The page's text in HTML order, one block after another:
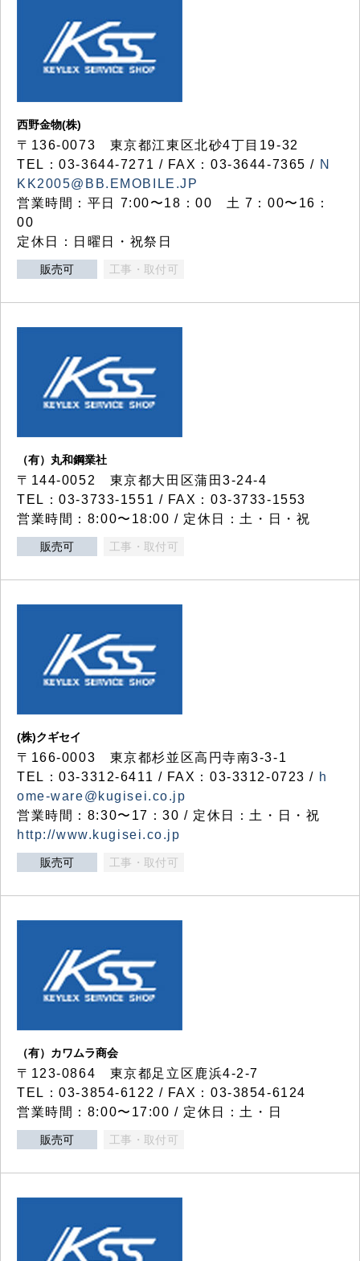
西野金物(株)
〒136-0073 東京都江東区北砂4丁目19-32
TEL：03‐3644‐7271 / FAX：03-3644-7365 / N
KK2005@BB.EMOBILE.JP
営業時間：平日 7:00〜18：00 土 7：00〜16：
00
定休日：日曜日・祝祭日
販売可 工事・取付可
（有）丸和鋼業社
〒144-0052 東京都大田区蒲田3-24-4
TEL：03-3733-1551 / FAX：03-3733-1553
営業時間：8:00〜18:00 / 定休日：土・日・祝
販売可 工事・取付可
(株)クギセイ
〒166-0003 東京都杉並区高円寺南3-3-1
TEL：03-3312-6411 / FAX：03-3312-0723 / h
ome-ware@kugisei.co.jp
営業時間：8:30〜17：30 / 定休日：土・日・祝
http://www.kugisei.co.jp
販売可 工事・取付可
（有）カワムラ商会
〒123-0864 東京都足立区鹿浜4-2-7
TEL：03-3854-6122 / FAX：03-3854-6124
営業時間：8:00〜17:00 / 定休日：土・日
販売可 工事・取付可